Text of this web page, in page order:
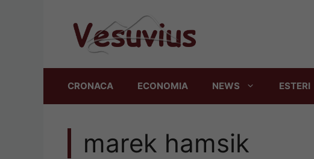
CRONACA ECONOMIA NEWS ESTERI
marek hamsik